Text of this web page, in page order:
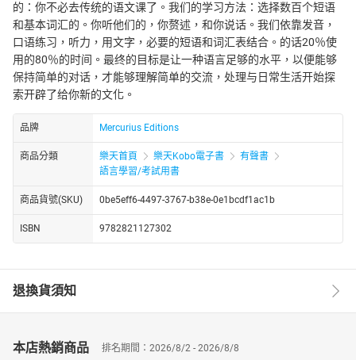
的：你不必去传统的语文课了。我们的学习方法：选择数百个短语
和基本词汇的。你听他们的，你赘述，和你说话。我们依靠发音，
口语练习，听力，用文字，必要的短语和词汇表结合。的话20％使
用的80％的时间。最终的目标是让一种语言足够的水平，以便能够
保持简单的对话，才能够理解简单的交流，处理与日常生活开始探
索开辟了给你新的文化。
品牌 Mercurius Editions
商品分類 樂天首頁 樂天Kobo電子書
有聲書
語言學習/考試用書
商品貨號(SKU) 0be5eff6-4497-3767-b38e-0e1bcdf1ac1b
ISBN 9782821127302
退換貨須知
本店熱銷商品 排名期間：2026/8/2 - 2026/8/8